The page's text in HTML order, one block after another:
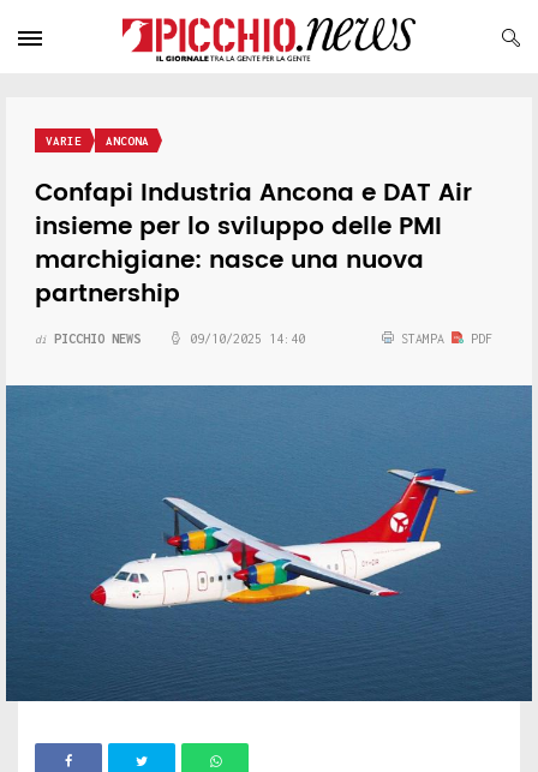
VARIE ANCONA
Confapi Industria Ancona e DAT Air
insieme per lo sviluppo delle PMI
marchigiane: nasce una nuova
partnership
di PICCHIO NEWS 09/10/2025 14:40 STAMPA PDF